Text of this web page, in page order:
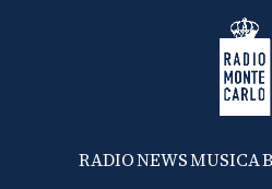
RADIONEWSMUSICA